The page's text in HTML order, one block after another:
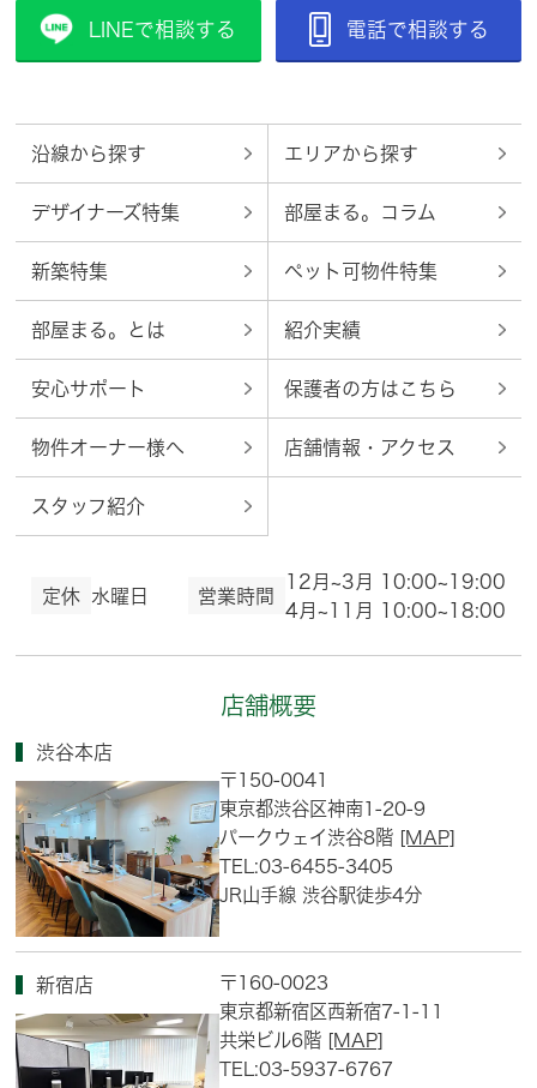
LINEで相談する 電話で相談する
沿線から探す エリアから探す
デザイナーズ特集 部屋まる。コラム
新築特集 ペット可物件特集
部屋まる。とは 紹介実績
安心サポート 保護者の方はこちら
物件オーナー様へ 店舗情報・アクセス
スタッフ紹介
定休 水曜日 営業時間
12月~3月 10:00~19:00
4月~11月 10:00~18:00
店舗概要
渋谷本店
〒150-0041
東京都渋谷区神南1-20-9
パークウェイ渋谷8階 [MAP]
TEL:03-6455-3405
JR山手線 渋谷駅徒歩4分
新宿店
〒160-0023
東京都新宿区西新宿7-1-11
共栄ビル6階 [MAP]
TEL:03-5937-6767